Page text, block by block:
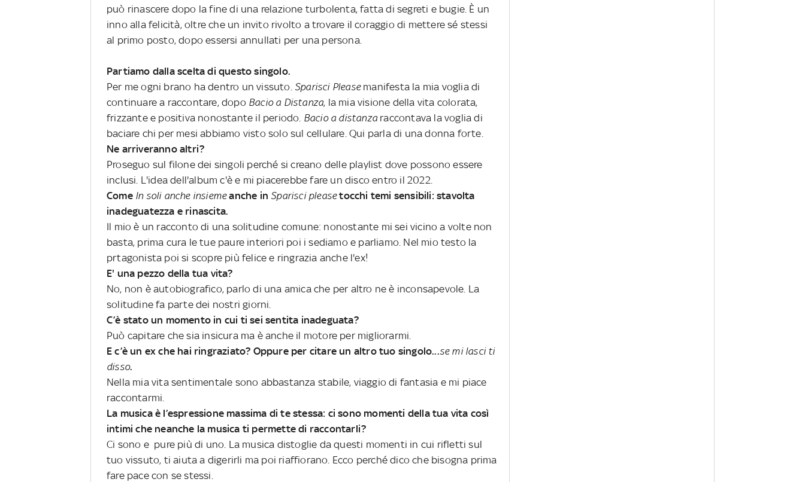
può rinascere dopo la fine di una relazione turbolenta, fatta di segreti e bugie. È un
inno alla felicità, oltre che un invito rivolto a trovare il coraggio di mettere sé stessi
al primo posto, dopo essersi annullati per una persona.
Partiamo dalla scelta di questo singolo.
Per me ogni brano ha dentro un vissuto. Sparisci Please manifesta la mia voglia di
continuare a raccontare, dopo Bacio a Distanza, la mia visione della vita colorata,
frizzante e positiva nonostante il periodo. Bacio a distanzaraccontava la voglia di
baciare chi per mesi abbiamo visto solo sul cellulare. Qui parla di una donna forte.
Ne arriveranno altri?
Proseguo sul filone dei singoli perché si creano delle playlist dove possono essere
inclusi. L'idea dell'album c'è e mi piacerebbe fare un disco entro il 2022.
Come In soli anche insiemeanche inSparisci pleasetocchi temi sensibili: stavolta
inadeguatezza e rinascita.
Il mio è un racconto di una solitudine comune: nonostante mi sei vicino a volte non
basta, prima cura le tue paure interiori poi i sediamo e parliamo. Nel mio testo la
prtagonista poi si scopre più felice e ringrazia anche l'ex!
E' una pezzo della tua vita?
No, non è autobiografico, parlo di una amica che per altro ne è inconsapevole. La
solitudine fa parte dei nostri giorni.
C’è stato un momento in cui ti sei sentita inadeguata?
Può capitare che sia insicura ma è anche il motore per migliorarmi.
E c’è un ex che hai ringraziato? Oppure per citare un altro tuo singolo...se mi lasci ti
disso.
Nella mia vita sentimentale sono abbastanza stabile, viaggio di fantasia e mi piace
raccontarmi.
La musica è l’espressione massima di te stessa: ci sono momenti della tua vita così
intimi che neanche la musica ti permette di raccontarli?
Ci sono e pure più di uno. La musica distoglie da questi momenti in cui rifletti sul
tuo vissuto, ti aiuta a digerirli ma poi riaffiorano. Ecco perché dico che bisogna prima
fare pace con se stessi.